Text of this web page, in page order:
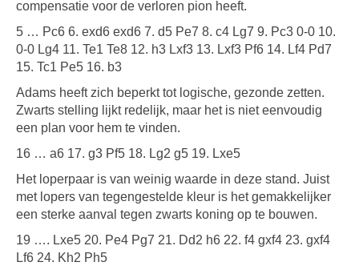
compensatie voor de verloren pion heeft.
5 … Pc6 6. exd6 exd6 7. d5 Pe7 8. c4 Lg7 9. Pc3 0-0 10.
0-0 Lg4 11. Te1 Te8 12. h3 Lxf3 13. Lxf3 Pf6 14. Lf4 Pd7
15. Tc1 Pe5 16. b3
Adams heeft zich beperkt tot logische, gezonde zetten.
Zwarts stelling lijkt redelijk, maar het is niet eenvoudig
een plan voor hem te vinden.
16 … a6 17. g3 Pf5 18. Lg2 g5 19. Lxe5
Het loperpaar is van weinig waarde in deze stand. Juist
met lopers van tegengestelde kleur is het gemakkelijker
een sterke aanval tegen zwarts koning op te bouwen.
19 …. Lxe5 20. Pe4 Pg7 21. Dd2 h6 22. f4 gxf4 23. gxf4
Lf6 24. Kh2 Ph5